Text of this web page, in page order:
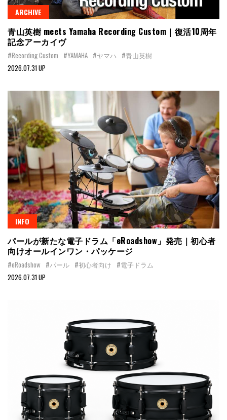
ARCHIVE
青山英樹 meets Yamaha Recording Custom｜復活10周年
記念アーカイヴ
#Recording Custom #YAMAHA #ヤマハ #青山英樹
2026.07.31 UP
INFO
パールが新たな電子ドラム「eRoadshow」発売｜初心者
向けオールインワン・パッケージ
#eRoadshow #パール #初心者向け #電子ドラム
2026.07.31 UP